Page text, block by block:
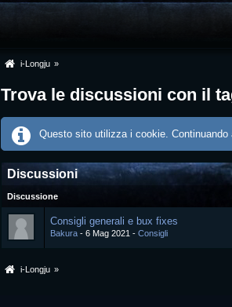
i-Longju »
Trova le discussioni con il
Questo sito utilizza i cookie.
Discussioni
Discussione
Consigli generali e bux fixes
Bakura 6 Mag 2021 Consigli
i-Longju »